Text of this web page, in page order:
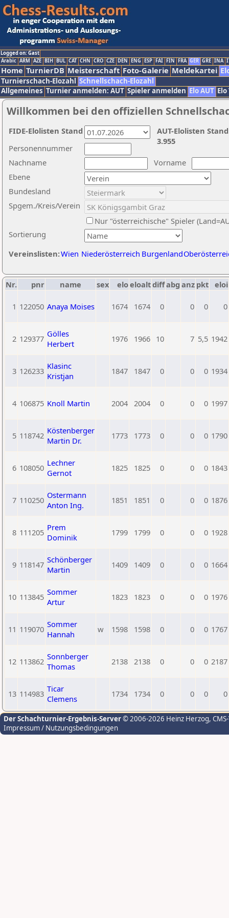
Logged on: Gast
Arabic ARM AZE BIH BUL CAT CHN CRO CZE DEN ENG ESP FAI FIN FRA GER GRE INA
Home TurnierDB Meisterschaft Foto-Galerie Meldekartei
Turnierschach-Elozahl Schnellschach-Elozahl
Allgemeines Turnier anmelden: AUT Spieler anmelden Elo AUT
Willkommen bei den offiziellen
Nachname
Vorname
Ebene
Sortierung
Personennummer
Bundesland
Spgem./Kreis/Verein
Nur "österreichische" Spieler
Vereinslisten:Wien Niederösterreich Burgenland
AUT-Elolisten
3.955
FIDE-Elolisten Stand
Nr. pnr name sex eloeloaltdiffabg anz pkt eloi
1 122050 Anaya Moises 1674 1674 0 0 0 0
2 129377 Gölles
Herbert
1976 1966 10 7 5,5 1942
3 126233 Klasinc
Kristjan
1847 1847 0 0 0 1934
4 106875 Knoll Martin 2004 2004 0 0 0 1997
5 118742 Köstenberger
Martin Dr.
1773 1773 0 0 0 1790
6 108050 Lechner
Gernot
1825 1825 0 0 0 1843
7 110250 Ostermann
Anton Ing.
1851 1851 0 0 0 1876
8 111205 Prem
Dominik
1799 1799 0 0 0 1928
9 118147 Schönberger
Martin
1409 1409 0 0 0 1664
10 113845 Sommer
Artur
1823 1823 0 0 0 1976
11 119070 Sommer
Hannah
w 1598 1598 0 0 0 1767
12 113862 Sonnberger
Thomas
2138 2138 0 0 0 2187
13 114983 Ticar
Clemens
1734 1734 0 0 0 0
Der Schachturnier-Ergebnis-Server© 2006-2026 Heinz Herzog,
Impressum / Nutzungsbedingungen